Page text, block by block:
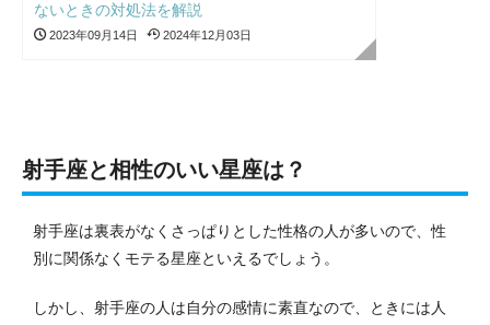
ないときの対処法を解説
2023年09月14日 2024年12月03日
射手座と相性のいい星座は？
射手座は裏表がなくさっぱりとした性格の人が多いので、性
別に関係なくモテる星座といえるでしょう。
しかし、射手座の人は自分の感情に素直なので、ときには人